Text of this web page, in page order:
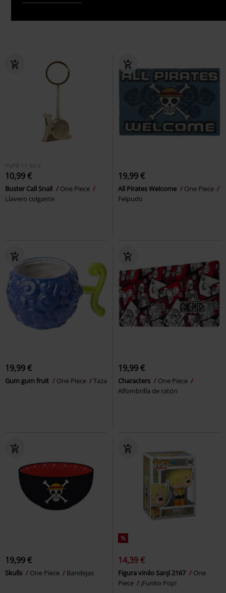
PVPR 11,99 €
10,99 €
Buster Call Snail
One Piece
Llavero colgante
19,99 €
All Pirates Welcome
One Piece
Felpudo
19,99 €
Gum gum fruit One Piece Taza
19,99 €
Characters
One Piece
Alfombrilla de ratón
19,99 €
Skulls One Piece Bandejas
%
14,39 €
Figura vinilo Sanji 2167
One
Piece
¡Funko Pop!